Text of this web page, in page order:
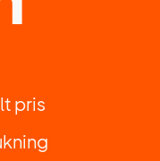
pris